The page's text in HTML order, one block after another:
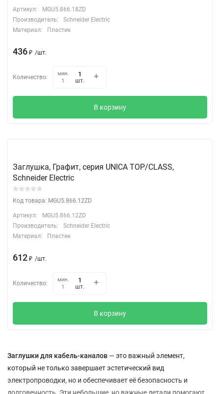
Артикул:
MGU5.866.18ZD
Производитель:
Schneider Electric
Материал:
Пластик
436 ₽ /шт.
Количество:
мин.
1
шт.
В корзину
Заглушка, Графит, серия UNICA TOP/CLASS,
Schneider Electric
Код товара: MGU5.866.12ZD
Артикул:
MGU5.866.12ZD
Производитель:
Schneider Electric
Материал:
Пластик
612 ₽ /шт.
Количество:
мин.
1
шт.
В корзину
Заглушки для кабель-каналов — это важный элемент,
который не только завершает эстетический вид
электропроводки, но и обеспечивает её безопасность и